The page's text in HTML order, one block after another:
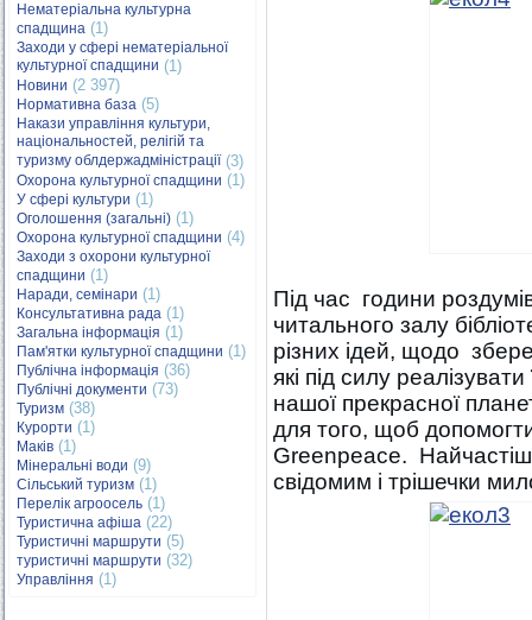
Нематеріальна культурна
спадщина (1)
Заходи у сфері нематеріальної
культурної спадщини (1)
Новини (2 397)
Нормативна база (5)
Накази управління культури,
національностей, релігій та
туризму облдержадміністрації(3)
Охорона культурної спадщини (1)
У сфері культури (1)
Оголошення (загальні) (1)
Охорона культурної спадщини (4)
Заходи з охорони культурної
спадщини (1)
Наради, семінари (1)
Консультативна рада (1)
Загальна інформація (1)
Пам'ятки культурної спадщини (1)
Публічна інформація (36)
Публічні документи (73)
Туризм (38)
Курорти (1)
Маків (1)
Мінеральні води (9)
Сільський туризм (1)
Перелік агроосель (1)
Туристична афіша (22)
Туристичні маршрути (5)
туристичні маршрути (32)
Управління (1)
Під час години
читального залу
різних ідей, щодо
які під силу
нашої прекрасної
для того, щоб
Greenpeace.
свідомим і трішечки